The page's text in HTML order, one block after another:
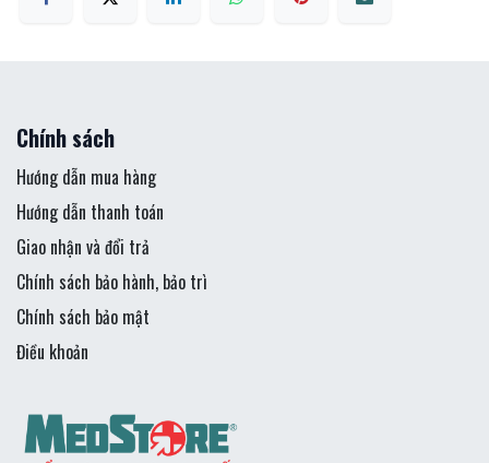
Chính sách
Hướng dẫn mua hàng
Hướng dẫn thanh toán
Giao nhận và đổi trả
Chính sách bảo hành, bảo trì
Chính sách bảo mật
Điều khoản